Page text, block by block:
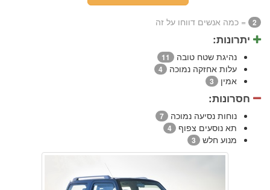
2 = כמה אנשים דווחו על זה
יתרונות:
נהיגת שטח טובה 11
עלות אחזקה נמוכה 4
אמין 3
חסרונות:
נוחות נסיעה נמוכה 7
תא נוסעים צפוף 4
מנוע חלש 3